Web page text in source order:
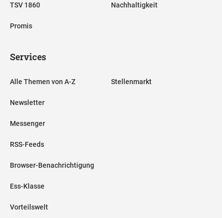
TSV 1860
Promis
Nachhaltigkeit
Services
Alle Themen von A-Z
Newsletter
Messenger
RSS-Feeds
Browser-Benachrichtigung
Ess-Klasse
Vorteilswelt
Stellenmarkt